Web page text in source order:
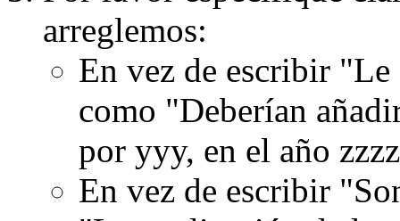
arreglemos:
En vez de escribir
como "Deberían
por yyy, en el año
En vez de escribir